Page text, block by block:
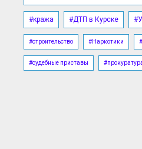
#кража #ДТП в Курске
#строительство #Наркотики
#судебные приставы